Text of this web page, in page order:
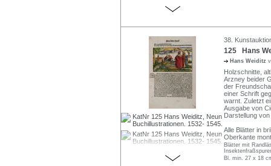
38.
125 Hans
Hans Weiditz
Holzschnitte,
Arzney beider
der
einer Schrift
warnt. Zuletzt
Ausgabe von
Darstellung
Alle Blätter in
Oberkante
Blätter mit
Bl. min. 27 x 18